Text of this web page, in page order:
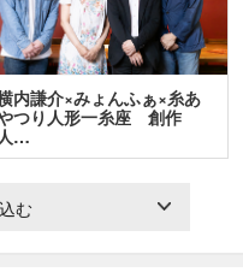
内謙介×みょんふぁ×糸あ
つり人形一糸座 創作
人…
む